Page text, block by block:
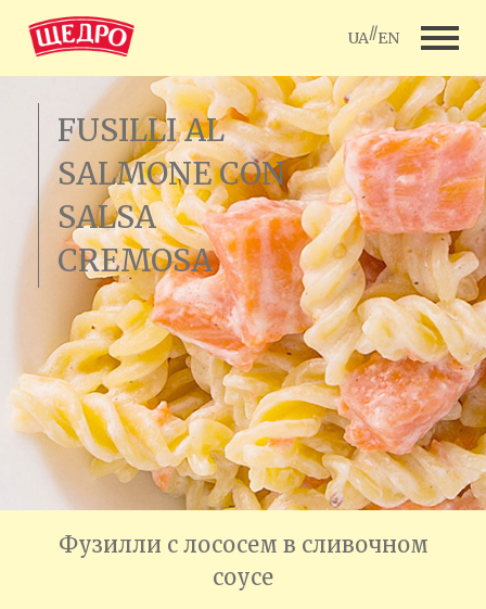
UA//EN
FUSILLI AL
SALMONE CON
SALSA
CREMOSA
Фузилли с лососем в сливочном
соусе